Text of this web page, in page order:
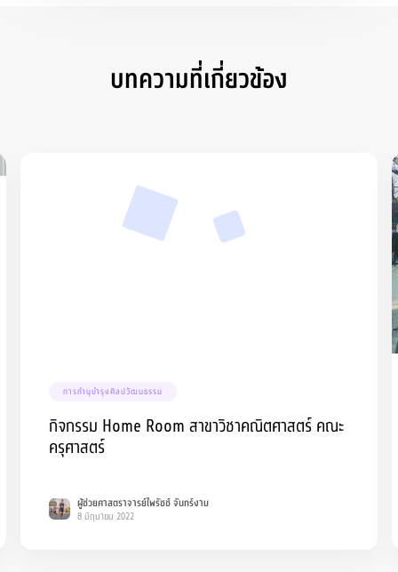
บทความที่เกี่ยวข้อง
การทำนุบำรุงศิลปวัฒนธรรม
กิจกรรม Home Room สาขาวิชาคณิตศาสตร์ คณะ
ครุศาสตร์
ผู้ช่วยศาสตราจารย์ไพรัชช์ จันทร์งาม
8 มิถุนายน 2022